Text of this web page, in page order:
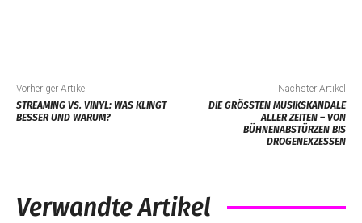
Vorheriger Artikel
STREAMING VS. VINYL: WAS KLINGT
BESSER UND WARUM?
Nächster Artikel
DIE GRÖSSTEN MUSIKSKANDALE A
LLER ZEITEN – VON B
ÜHNENABSTÜRZEN BIS D
ROGENEXZESSEN
Verwandte Artikel